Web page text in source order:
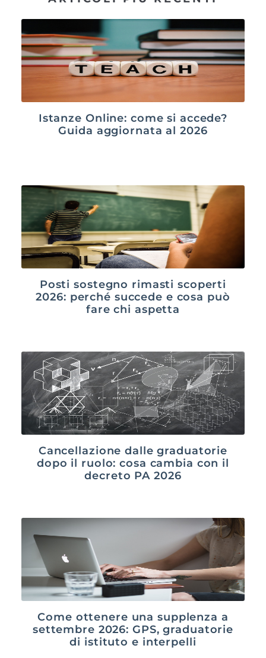
Istanze Online: come si accede?
Guida aggiornata al 2026
Posti sostegno rimasti scoperti
2026: perché succede e cosa può
fare chi aspetta
Cancellazione dalle graduatorie
dopo il ruolo: cosa cambia con il
decreto PA 2026
Come ottenere una supplenza a
settembre 2026: GPS, graduatorie
di istituto e interpelli